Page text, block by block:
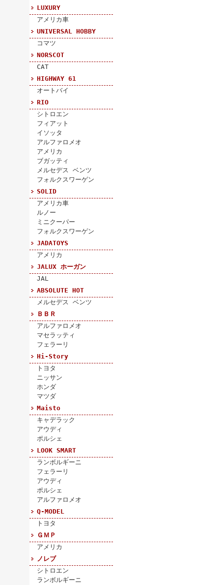
LUXURY
アメリカ車
UNIVERSAL HOBBY
コマツ
NORSCOT
CAT
HIGHWAY 61
オートバイ
RIO
シトロエン
フィアット
イソッタ
アルファロメオ
アメリカ
ブガッティ
メルセデス ベンツ
フォルクスワーゲン
SOLID
アメリカ車
ルノー
ミニクーパー
フォルクスワーゲン
JADATOYS
アメリカ
JALUX ホーガン
JAL
ABSOLUTE HOT
メルセデス ベンツ
ＢＢＲ
アルファロメオ
マセラッティ
フェラーリ
Hi-Story
トヨタ
ニッサン
ホンダ
マツダ
Maisto
キャデラック
アウディ
ポルシェ
LOOK SMART
ランボルギーニ
フェラーリ
アウディ
ポルシェ
アルファロメオ
Q-MODEL
トヨタ
ＧＭＰ
アメリカ
ノレブ
シトロエン
ランボルギーニ